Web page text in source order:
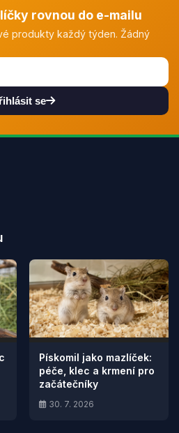
rovnou do e-mailu
produkty každý týden. Žádný
se
Pískomil jako mazlíček:
péče, klec a krmení pro
začátečníky
30. 7. 2026